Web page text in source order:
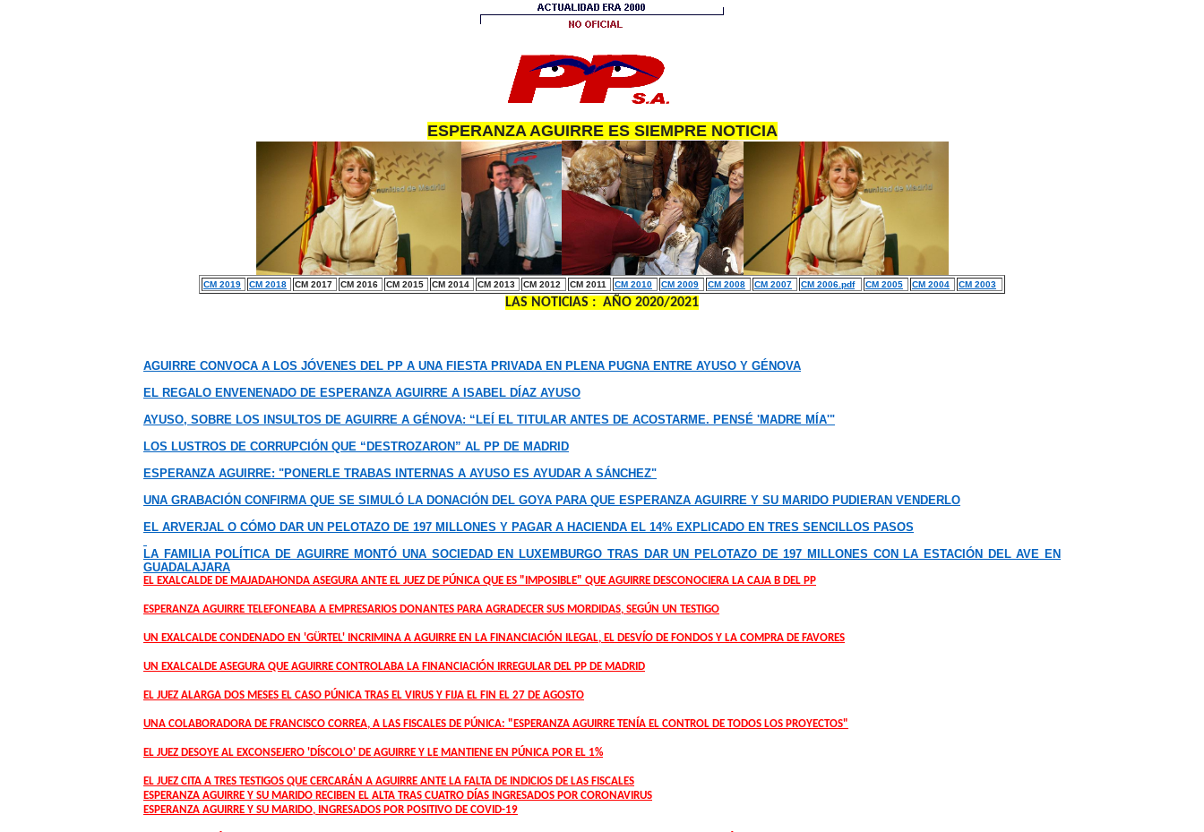
ESPERANZA AGUIRRE ES SIEMPRE NOTICIA
CM 2019 CM 2018 CM 2017 CM 2016 CM 2015 CM 2014 CM 2013 CM 2012 CM 2011 CM 2010 CM 2009 CM 2008 CM 2007 CM 2006.pdf CM 2005 CM 2004 CM 2003
LAS NOTICIAS : AÑO 2020/2021
AGUIRRE CONVOCA A LOS JÓVENES DEL PP A UNA FIESTA PRIVADA EN PLENA PUGNA ENTRE AYUSO Y GÉNOVA
EL REGALO ENVENENADO DE ESPERANZA AGUIRRE A ISABEL DÍAZ AYUSO
AYUSO, SOBRE LOS INSULTOS DE AGUIRRE A GÉNOVA: “LEÍ EL TITULAR ANTES DE ACOSTARME. PENSÉ 'MADRE MÍA'"
LOS LUSTROS DE CORRUPCIÓN QUE “DESTROZARON” AL PP DE MADRID
ESPERANZA AGUIRRE: "PONERLE TRABAS INTERNAS A AYUSO ES AYUDAR A SÁNCHEZ"
UNA GRABACIÓN CONFIRMA QUE SE SIMULÓ LA DONACIÓN DEL GOYA PARA QUE ESPERANZA AGUIRRE Y SU MARIDO PUDIERAN VENDERLO
EL ARVERJAL O CÓMO DAR UN PELOTAZO DE 197 MILLONES Y PAGAR A HACIENDA EL 14% EXPLICADO EN TRES SENCILLOS PASOS
LA FAMILIA POLÍTICA DE AGUIRRE MONTÓ UNA SOCIEDAD EN LUXEMBURGO TRAS DAR UN PELOTAZO DE 197 MILLONES CON LA ESTACIÓN DEL AVE EN
GUADALAJARA
EL EXALCALDE DE MAJADAHONDA ASEGURA ANTE EL JUEZ DE PÚNICA QUE ES "IMPOSIBLE" QUE AGUIRRE DESCONOCIERA LA CAJA B DEL PP
ESPERANZA AGUIRRE TELEFONEABA A EMPRESARIOS DONANTES PARA AGRADECER SUS MORDIDAS, SEGÚN UN TESTIGO
UN EXALCALDE CONDENADO EN 'GÜRTEL' INCRIMINA A AGUIRRE EN LA FINANCIACIÓN ILEGAL, EL DESVÍO DE FONDOS Y LA COMPRA DE FAVORES
UN EXALCALDE ASEGURA QUE AGUIRRE CONTROLABA LA FINANCIACIÓN IRREGULAR DEL PP DE MADRID
EL JUEZ ALARGA DOS MESES EL CASO PÚNICA TRAS EL VIRUS Y FIJA EL FIN EL 27 DE AGOSTO
UNA COLABORADORA DE FRANCISCO CORREA, A LAS FISCALES DE PÚNICA: "ESPERANZA AGUIRRE TENÍA EL CONTROL DE TODOS LOS PROYECTOS"
EL JUEZ DESOYE AL EXCONSEJERO 'DÍSCOLO' DE AGUIRRE Y LE MANTIENE EN PÚNICA POR EL 1%
EL JUEZ CITA A TRES TESTIGOS QUE CERCARÁN A AGUIRRE ANTE LA FALTA DE INDICIOS DE LAS FISCALES
ESPERANZA AGUIRRE Y SU MARIDO RECIBEN EL ALTA TRAS CUATRO DÍAS INGRESADOS POR CORONAVIRUS
ESPERANZA AGUIRRE Y SU MARIDO, INGRESADOS POR POSITIVO DE COVID-19